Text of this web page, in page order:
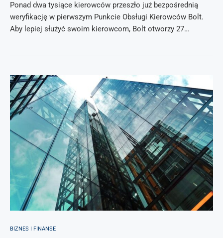
Ponad dwa tysiące kierowców przeszło już bezpośrednią
weryfikację w pierwszym Punkcie Obsługi Kierowców Bolt.
Aby lepiej służyć swoim kierowcom, Bolt otworzy 27…
BIZNES I FINANSE